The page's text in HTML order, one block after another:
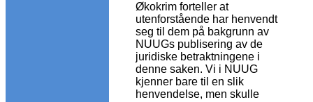
Økokrim forteller at
utenforstående har henvendt
seg til dem på bakgrunn av
NUUGs publisering av de
juridiske betraktningene i
denne saken. Vi i NUUG
kjenner bare til en slik
henvendelse, men skulle